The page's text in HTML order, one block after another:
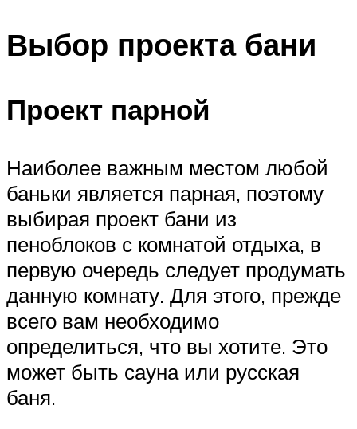
Выбор проекта бани
Проект парной
Наиболее важным местом любой
баньки является парная, поэтому
выбирая проект бани из
пеноблоков с комнатой отдыха, в
первую очередь следует продумать
данную комнату. Для этого, прежде
всего вам необходимо
определиться, что вы хотите. Это
может быть сауна или русская
баня.